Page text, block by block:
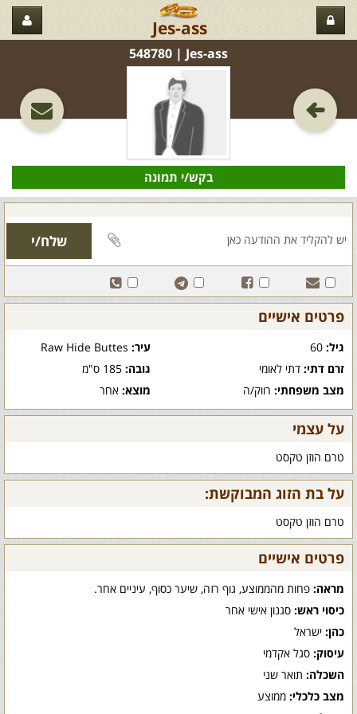
Jes-ass
Jes-ass‏ | 548780
בקש/י תמונה
פרטים אישיים
גיל: עיר:Raw Hide Buttes
זרם דתי: דתי לאומי גובה:185 ס"מ
מצב משפחתי: רווק/ה מוצא:אחר
על עצמי
טרם הוזן טקסט
על בת הזוג המבוקשת:
טרם הוזן טקסט
פרטים אישיים
מראה: פחות מהממוצע, גוף רזה, שיער כסוף, עיניים אחר.
כיסוי ראש: סגנון אישי אחר
כהן: ישראל
עיסוק: סגל אקדמי
השכלה: תואר שני
מצב כלכלי: ממוצע